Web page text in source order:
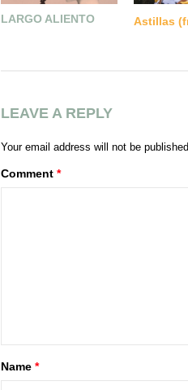
LARGO ALIENTO Astillas
LEAVE A REPLY
Your email address will not be published.
Comment *
Name *